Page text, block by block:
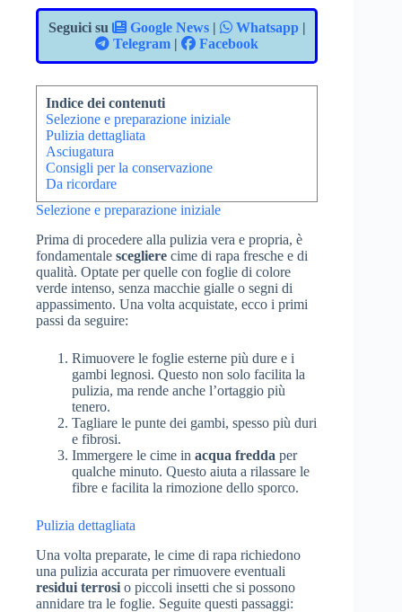
Seguici su Google News| Whatsapp|
Telegram | Facebook
Indice dei contenuti
Selezione e preparazione iniziale
Pulizia dettagliata
Asciugatura
Consigli per la conservazione
Da ricordare
Selezione e preparazione iniziale
Prima di procedere alla pulizia vera e propria, è
fondamentale scegliere cime di rapa fresche e di
qualità. Optate per quelle con foglie di colore
verde intenso, senza macchie gialle o segni di
appassimento. Una volta acquistate, ecco i primi
passi da seguire:
Rimuovere le foglie esterne più dure e i
gambi legnosi. Questo non solo facilita la
pulizia, ma rende anche l’ortaggio più
tenero.
Tagliare le punte dei gambi, spesso più duri
e fibrosi.
Immergere le cime in acqua fredda per
qualche minuto. Questo aiuta a rilassare le
fibre e facilita la rimozione dello sporco.
Pulizia dettagliata
Una volta preparate, le cime di rapa richiedono
una pulizia accurata per rimuovere eventuali
residui terrosi o piccoli insetti che si possono
annidare tra le foglie. Seguite questi passaggi: